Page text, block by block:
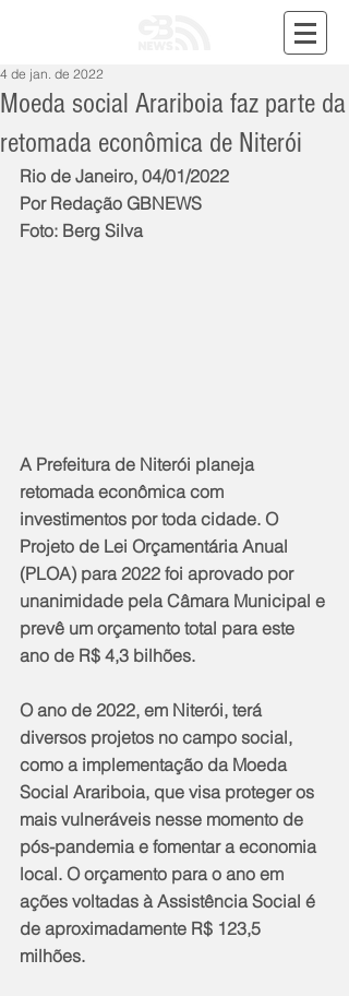
Moeda social Arariboia faz parte da
retomada econômica de Niterói
4 de jan. de 2022
Rio de Janeiro, 04/01/2022
Por Redação GBNEWS
Foto: Berg Silva
A Prefeitura de Niterói planeja
retomada econômica com
investimentos por toda cidade. O
Projeto de Lei Orçamentária Anual
(PLOA) para 2022 foi aprovado por
unanimidade pela Câmara Municipal e
prevê um orçamento total para este
ano de R$ 4,3 bilhões.
O ano de 2022, em Niterói, terá
diversos projetos no campo social,
como a implementação da Moeda
Social Arariboia, que visa proteger os
mais vulneráveis nesse momento de
pós-pandemia e fomentar a economia
local. O orçamento para o ano em
ações voltadas à Assistência Social é
de aproximadamente R$ 123,5
milhões.